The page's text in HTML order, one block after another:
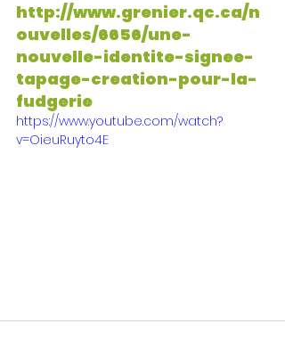
http://www.grenier.qc.ca/n
ouvelles/6656/une-
nouvelle-identite-signee-
tapage-creation-pour-la-
fudgerie
https://www.youtube.com/watch?
v=OieuRuyto4E